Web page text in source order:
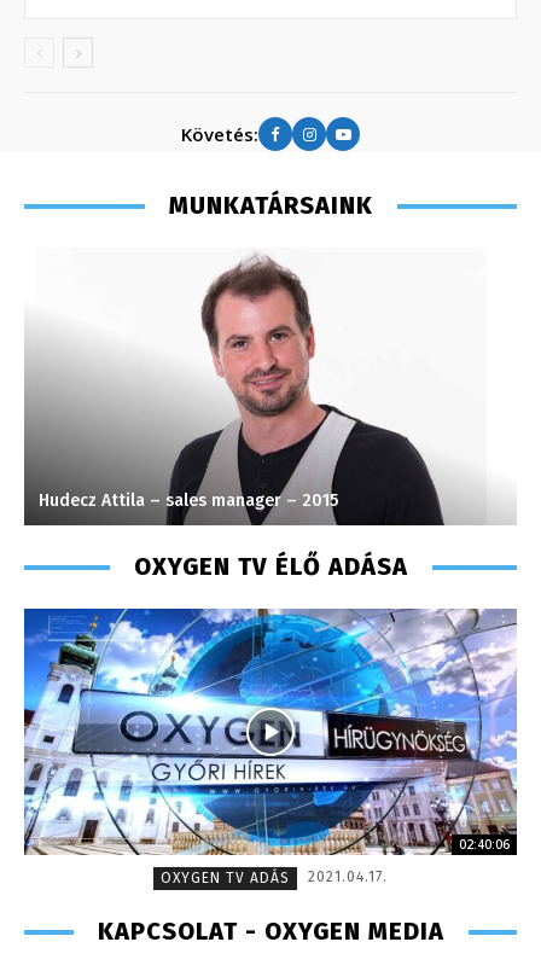
Követés:
MUNKATÁRSAINK
Hudecz Attila – sales manager – 2015
OXYGEN TV ÉLŐ ADÁSA
02:40:06
OXYGEN TV ADÁS
2021.04.17.
KAPCSOLAT - OXYGEN MEDIA